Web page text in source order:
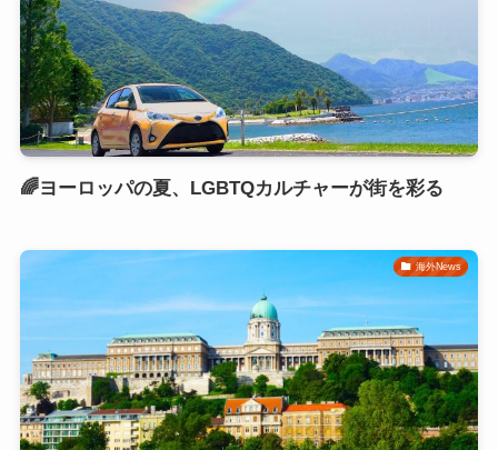
🌈ヨーロッパの夏、LGBTQカルチャーが街を彩る
海外News